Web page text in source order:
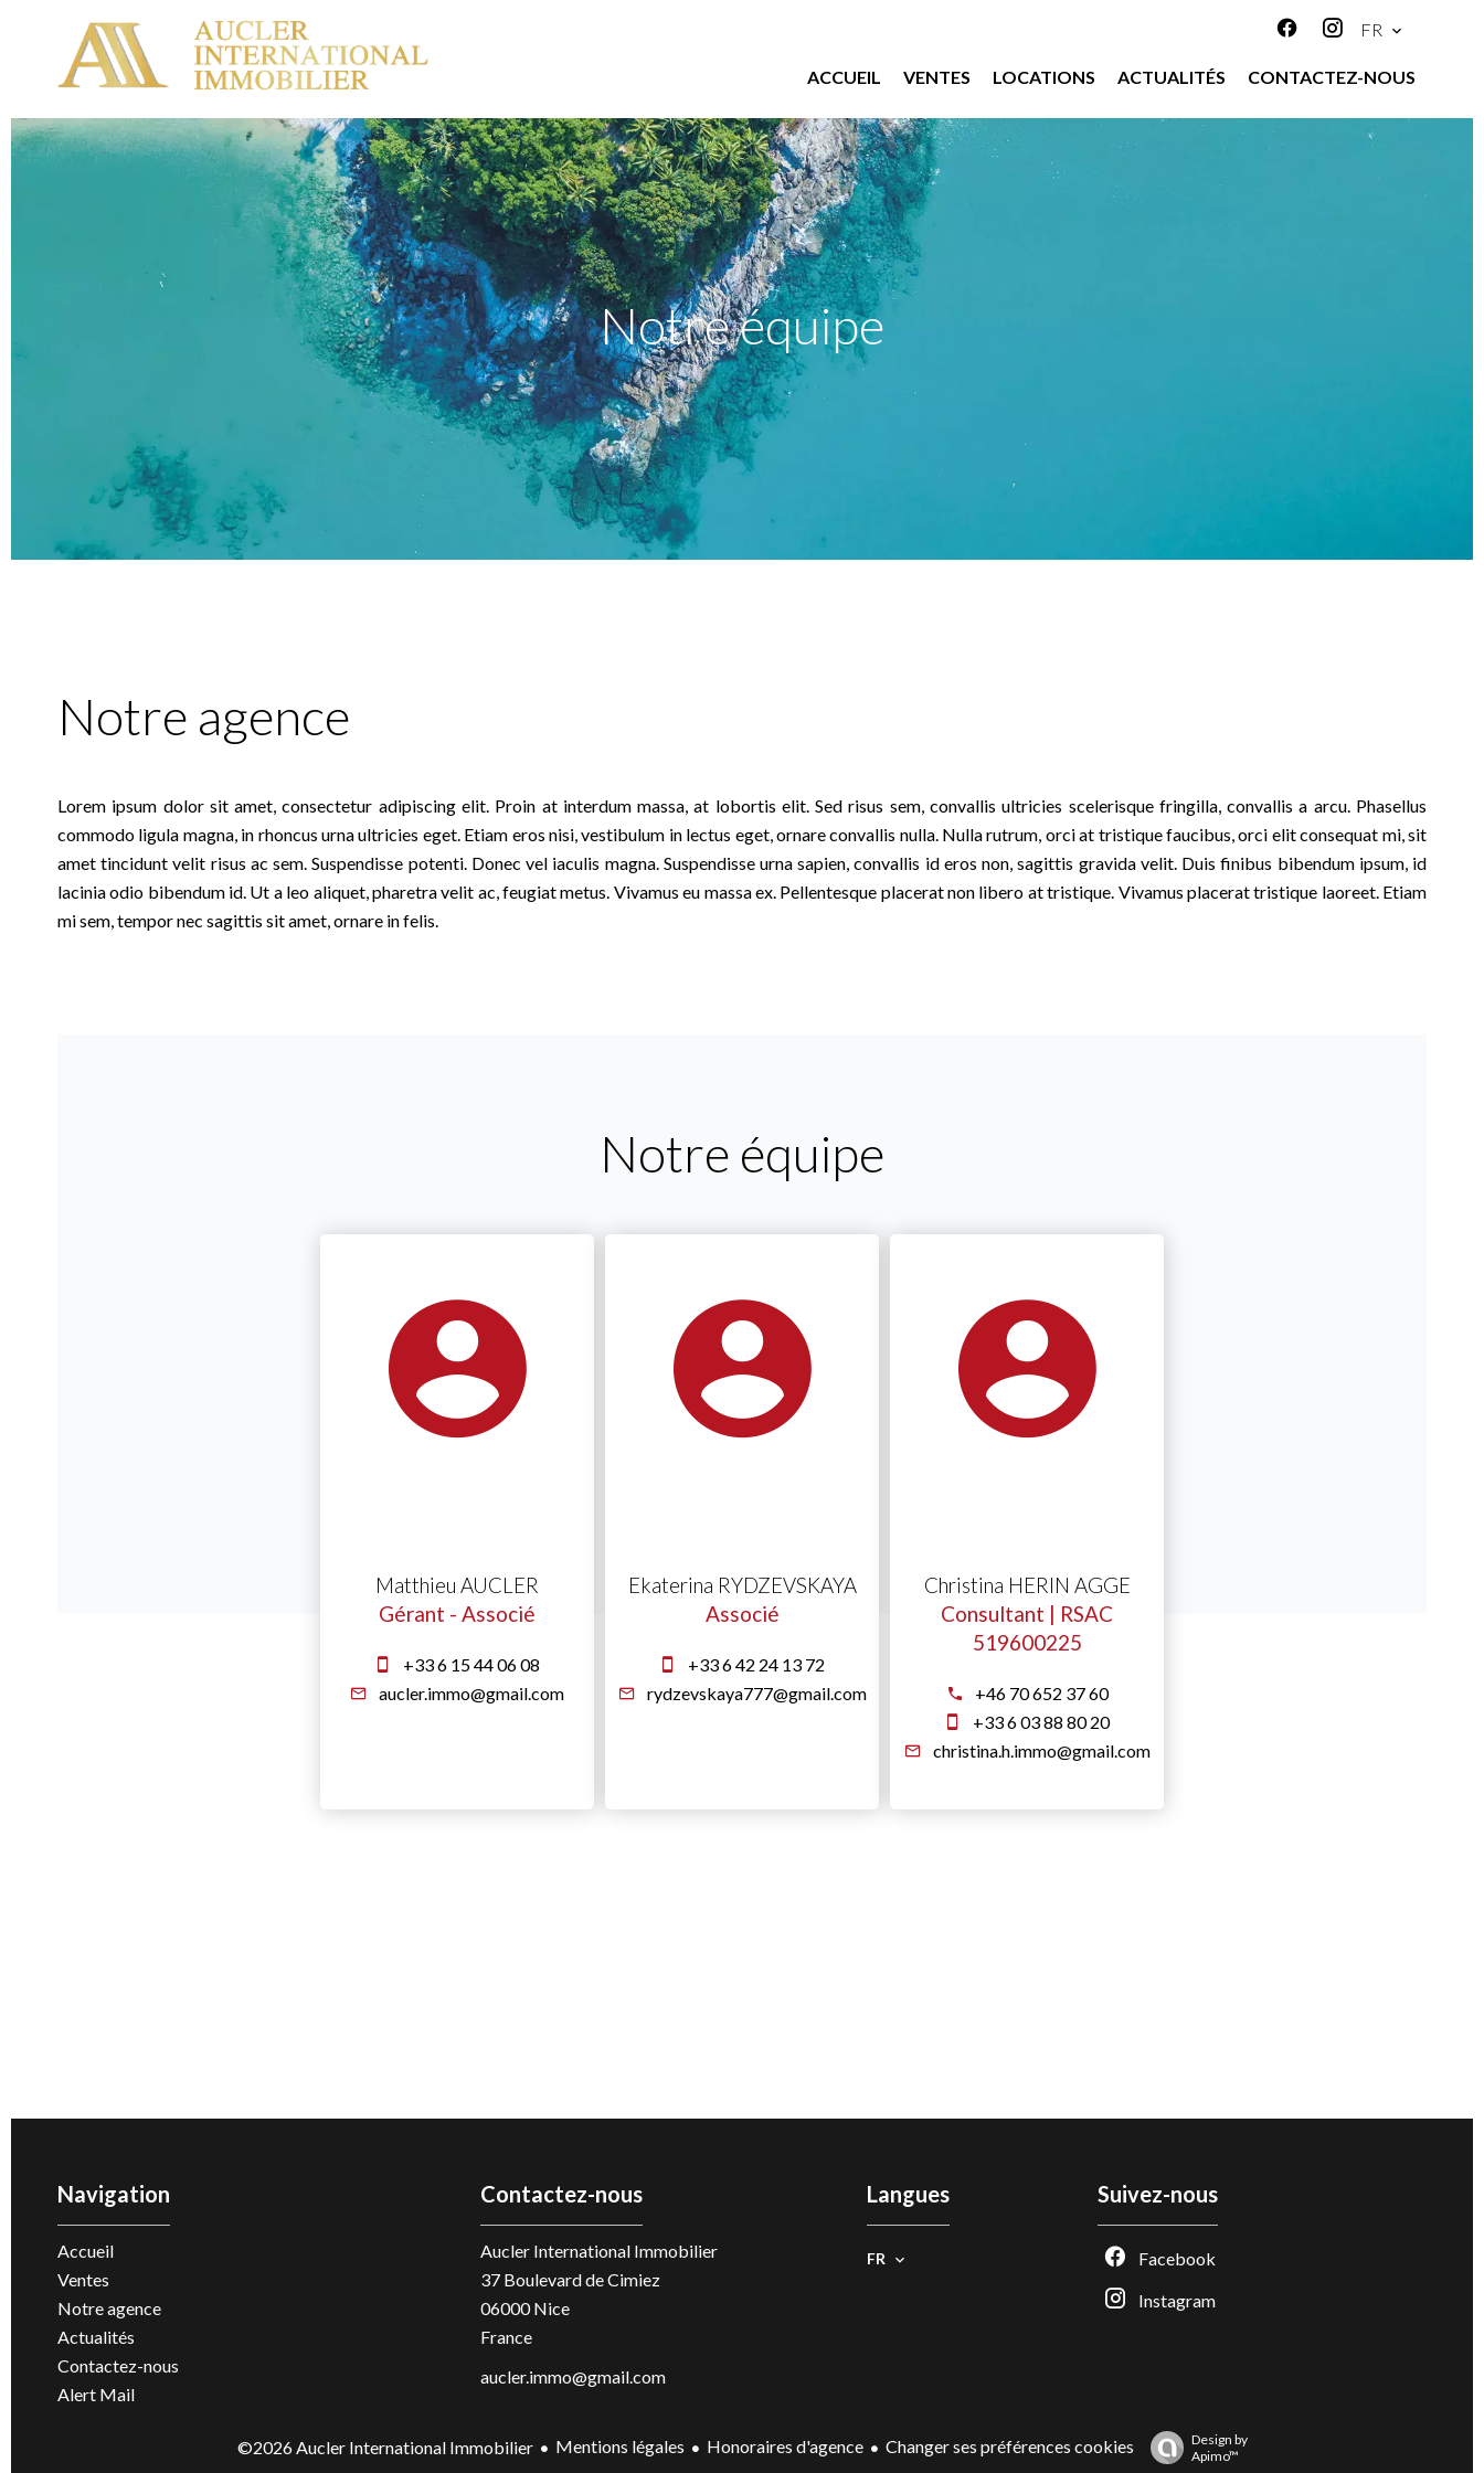
FR
ACCUEIL VENTES LOCATIONS ACTUALITÉS CONTACTEZ-NOUS
Notre équipe
Notre agence
Lorem ipsum dolor sit amet, consectetur adipiscing elit. Proin at interdum massa, at lobortis elit. Sed risus sem, convallis ultricies scelerisque fringilla, convallis a arcu. Phasellus
commodo ligula magna, in rhoncus urna ultricies eget. Etiam eros nisi, vestibulum in lectus eget, ornare convallis nulla. Nulla rutrum, orci at tristique faucibus, orci elit consequat mi, sit
amet tincidunt velit risus ac sem. Suspendisse potenti. Donec vel iaculis magna. Suspendisse urna sapien, convallis id eros non, sagittis gravida velit. Duis finibus bibendum ipsum, id
lacinia odio bibendum id. Ut a leo aliquet, pharetra velit ac, feugiat metus. Vivamus eu massa ex. Pellentesque placerat non libero at tristique. Vivamus placerat tristique laoreet. Etiam
mi sem, tempor nec sagittis sit amet, ornare in felis.
Notre équipe
Matthieu AUCLER
Gérant - Associé
+33 6 15 44 06 08
aucler.immo@gmail.com
Ekaterina RYDZEVSKAYA
Associé
+33 6 42 24 13 72
rydzevskaya777@gmail.com
Christina HERIN AGGE
Consultant | RSAC
519600225
+46 70 652 37 60
+33 6 03 88 80 20
christina.h.immo@gmail.com
Navigation
Accueil
Ventes
Notre agence
Actualités
Contactez-nous
Alert Mail
Contactez-nous
Aucler International Immobilier
37 Boulevard de Cimiez
06000Nice
France
aucler.immo@gmail.com
Langues
FR
Suivez-nous
Facebook
Instagram
©2026 Aucler International Immobilier Mentions légales Honoraires d'agence Changer ses préférences cookies
Design by
Apimo™